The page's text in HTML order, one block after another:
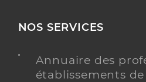
NOS SERVICES
Annuaire des
établissements